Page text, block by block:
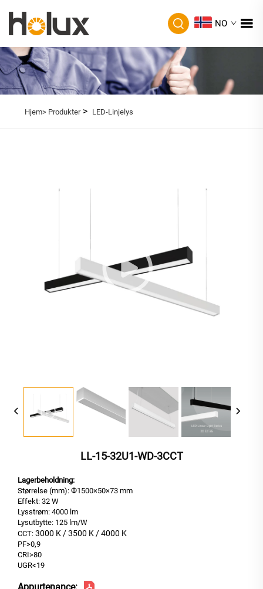
NO
Hjem> Produkter> LED-Linjelys
LL-15-32U1-WD-3CCT
Lagerbeholdning:
Størrelse (mm): Ф1500×50×73 mm
Effekt: 32 W
Lysstrøm: 4000 lm
Lysutbytte: 125 lm/W
CCT: 3000 K / 3500 K / 4000 K
PF>0,9
CRI>80
UGR<19
Appurtenance: